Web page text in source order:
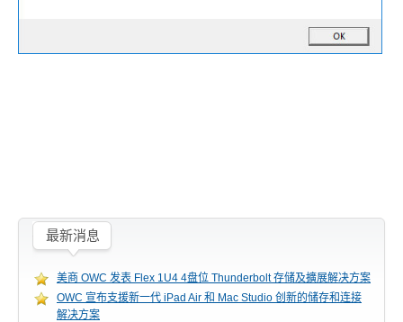
最新消息
美商 OWC 发表 Flex 1U4 4盘位 Thunderbolt 存储及擴展解决方案
OWC 宣布支援新一代 iPad Air 和 Mac Studio 创新的储存和连接
解决方案